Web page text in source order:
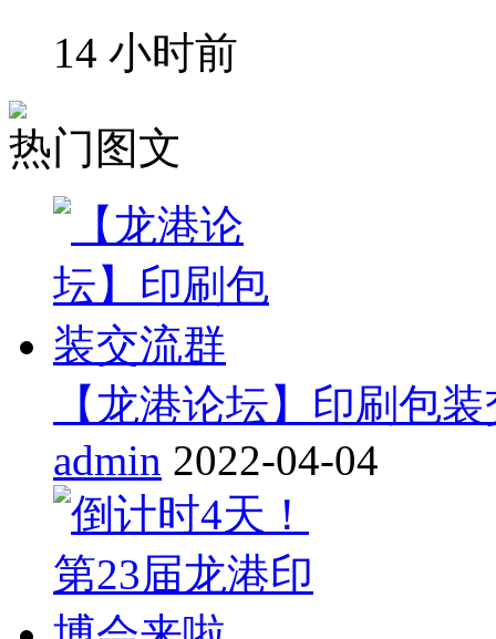
14 小时前
热门图文
【龙港论坛】印刷包
admin 2022-04-04